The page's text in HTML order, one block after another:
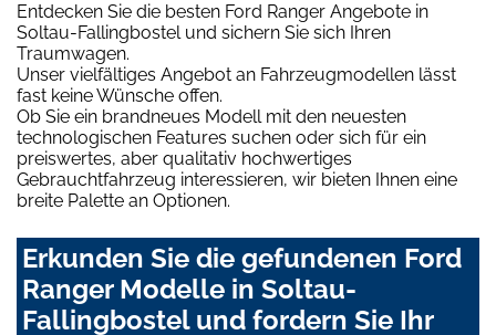
Entdecken Sie die besten Ford Ranger Angebote in
Soltau-Fallingbostel und sichern Sie sich Ihren
Traumwagen.
Unser vielfältiges Angebot an Fahrzeugmodellen lässt
fast keine Wünsche offen.
Ob Sie ein brandneues Modell mit den neuesten
technologischen Features suchen oder sich für ein
preiswertes, aber qualitativ hochwertiges
Gebrauchtfahrzeug interessieren, wir bieten Ihnen eine
breite Palette an Optionen.
Erkunden Sie die gefundenen Ford
Ranger Modelle in Soltau-
Fallingbostel und fordern Sie Ihr